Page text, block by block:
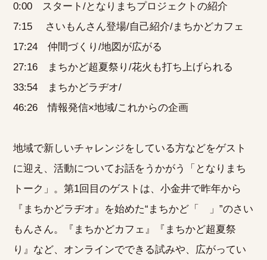
0:00 スタート/となりまちプロジェクトの紹介
7:15 さいもんさん登場/自己紹介/まちかどカフェ
17:24 仲間づくり/地図が広がる
27:16 まちかど超夏祭り/花火も打ち上げられる
33:54 まちかどラヂオ/
46:26 情報発信×地域/これからの企画
地域で新しいチャレンジをしている方などをゲスト
に迎え、活動についてお話をうかがう「となりまち
トーク」。第1回目のゲストは、小金井で昨年から
『まちかどラヂオ』を始めた“まちかど「 」”のさい
もんさん。『まちかどカフェ』『まちかど超夏祭
り』など、オンラインでできる試みや、広がってい